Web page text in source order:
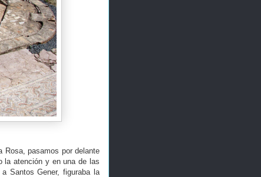
Rosa, pasamos por delante
la atención y en una de las
Santos Gener, figuraba la